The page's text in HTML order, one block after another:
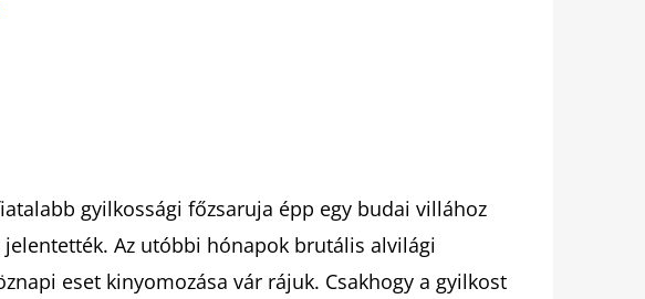
gyilkossági főzsaruja épp egy budai villához
Az utóbbi hónapok brutális alvilági
eset kinyomozása vár rájuk. Csakhogy a gyilkost